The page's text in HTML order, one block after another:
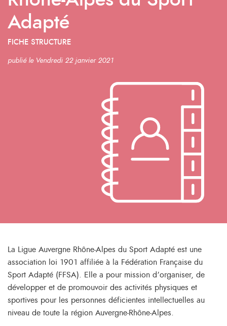
Adapté
FICHE STRUCTURE
publié le Vendredi 22 janvier 2021
La Ligue Auvergne Rhône-Alpes du Sport Adapté est une
association loi 1901 affiliée à la Fédération Française du
Sport Adapté (FFSA). Elle a pour mission d’organiser, de
développer et de promouvoir des activités physiques et
sportives pour les personnes déficientes intellectuelles au
niveau de toute la région Auvergne-Rhône-Alpes.